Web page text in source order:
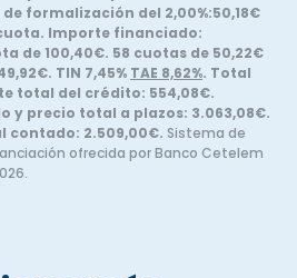
de formalización del 2,00%:50,18€
Importe financiado:
de 100,40€. 58 cuotas de 50,22€
TIN 7,45% TAE 8,62%. Total
total del crédito: 554,08€.
y precio total a plazos: 3.063,08€.
contado: 2.509,00€. Sistema de
ofrecida por Banco Cetelem